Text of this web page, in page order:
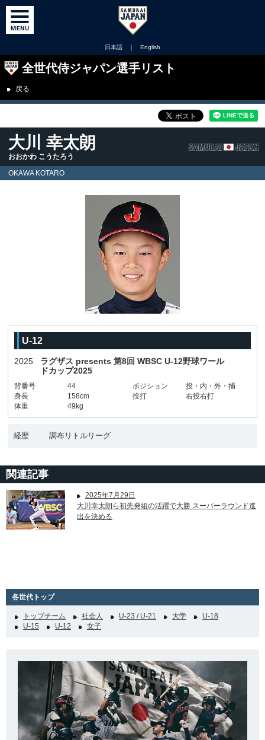
日本語 ｜ English
全世代侍ジャパン選手リスト
戻る
大川 幸太朗
おおかわ こうたろう
OKAWA KOTARO
U-12
2025
ラグザス presents 第8回 WBSC U-12野球ワール
ドカップ2025
背番号 44 ポジション
投・内・外・捕
身長
158cm 投打
右投右打
体重
49kg
経歴 調布リトルリーグ
関連記事
2025年7月29日
大川幸太朗ら初先発組の活躍で大勝 スーパーラウンド進
出を決める
各世代トップ
トップチーム 社会人 U-23 / U-21 大学
U-18
U-15
U-12 女子